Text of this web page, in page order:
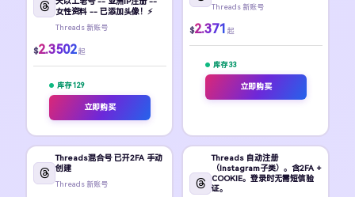
女性资料 -- 已添加头像！⚡
Threads 新账号
$2.3502 起
库存 129
立即购买
Threads 新账号
$2.371 起
库存 33
立即购买
Threads混合号 已开2FA 手动
创建
Threads 新账号
Threads 自动注册
（Instagram子类）。含2FA +
COOKIE。登录时无需短信验
证。